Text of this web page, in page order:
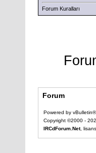
Forum Kuralları
Forum
Powered by
Copyright ©2000 -
IRCdForum.Net,